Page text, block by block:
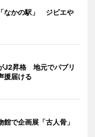
なかの駅」 ジビエや
J2昇格 地元でパブリ
援届ける
で企画展「古人骨」